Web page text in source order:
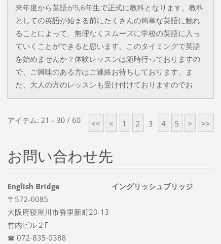
来年度から英語が5,6年生で正式に教科となります。教科
としての英語が始まる前にたくさんの簡単な英語に触れ
ることによって、無理なくスムーズに学校の英語に入っ
ていくことができると思います。このタイミングで英語
を始めませんか？体験レッスンは随時行っておりますの
で、ご興味のある方はご連絡お待ちしております。ま
た、大人の方のレッスンも受け付けておりますのでお
アイテム: 21 - 30 / 60 << < 1 2 3 4 5 > >>
お問い合わせ先
English Bridge イングリッシュブリッジ
〒572-0085
大阪府寝屋川市香里新町20-13
竹内ビル２F
☎ 072-835-0388